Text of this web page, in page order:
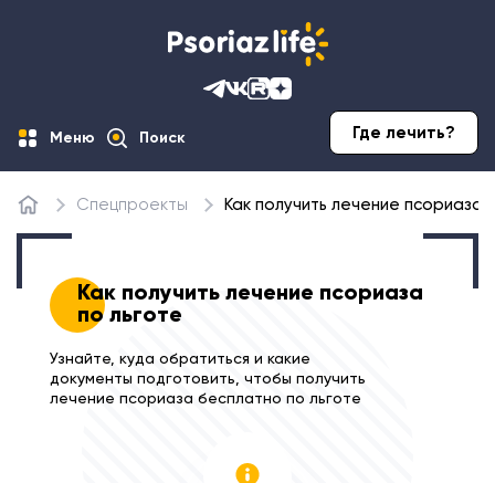
Меню Поиск Где лечить?
Главная Спецпроекты Как получить лечение псориаза
Как получить лечение псориаза
по льготе
Узнайте, куда обратиться и какие
документы подготовить, чтобы получить
лечение псориаза бесплатно по льготе